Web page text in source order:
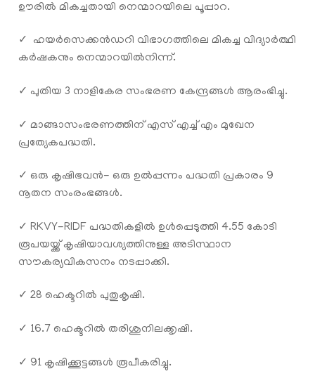
ഊരില്‍ മികച്ചതായി നെന്മാറയിലെ പൂപ്പാറ.
✓ ഹയർസെക്കൻഡറി വിഭാഗത്തിലെ മികച്ച വിദ്യാർത്ഥി
കർഷകനും നെന്മാറയില്‍നിന്ന്.
✓ പുതിയ 3 നാളികേര സംഭരണ കേന്ദ്രങ്ങൾ ആരംഭിച്ചു.
✓ മാങ്ങാസംഭരണത്തിന് എസ് എച്ച് എം മുഖേന
പ്രത്യേകപദ്ധതി.
✓ ഒരു കൃഷിഭവൻ- ഒരു ഉൽപ്പന്നം പദ്ധതി പ്രകാരം 9
നൂതന സംരംഭങ്ങൾ.
✓ RKVY-RIDF പദ്ധതികളിൽ ഉൾപ്പെടുത്തി 4.55 കോടി
രൂപയയ്ക്ക് കൃഷിയാവശ്യത്തിനുള്ള അടിസ്ഥാന
സൗകര്യവികസനം നടപ്പാക്കി.
✓ 28 ഹെക്ടറിൽ പുതുകൃഷി.
✓ 16.7 ഹെക്ടറിൽ തരിശുനിലക്കൃഷി.
✓ 91 കൃഷിക്കൂട്ടങ്ങൾ രൂപീകരിച്ചു.